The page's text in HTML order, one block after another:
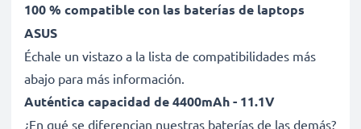
100 % compatible con las baterías de laptops
ASUS
Échale un vistazo a la lista de compatibilidades más
abajo para más información.
Auténtica capacidad de 4400mAh - 11.1V
¿En qué se diferencian nuestras baterías de las demás?